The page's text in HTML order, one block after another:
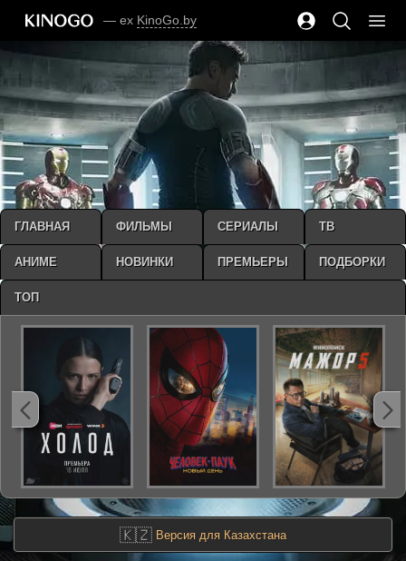
— ex KinoGo.by
🇰🇿 Версия для Казахстана
ГЛАВНАЯ ФИЛЬМЫ СЕРИАЛЫ ТВ
АНИМЕ НОВИНКИ ПРЕМЬЕРЫ ПОДБОРКИ
ТОП